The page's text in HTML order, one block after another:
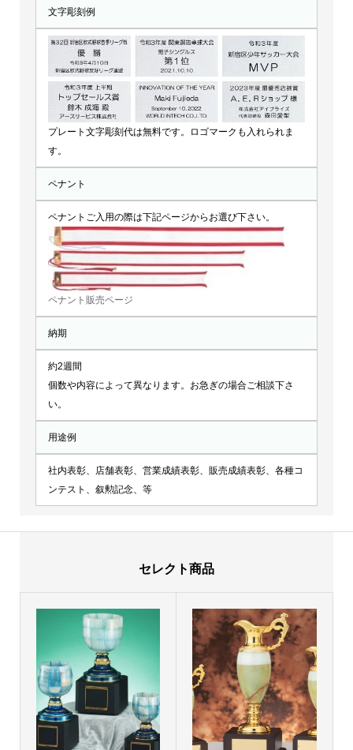
文字彫刻例
プレート文字彫刻代は無料です。ロゴマークも入れられま
す。
ペナント
ペナントご入用の際は下記ページからお選び下さい。
ペナント販売ページ
納期
約2週間
個数や内容によって異なります。お急ぎの場合ご相談下さ
い。
用途例
社内表彰、店舗表彰、営業成績表彰、販売成績表彰、各種コ
ンテスト、叙勲記念、等
セレクト商品